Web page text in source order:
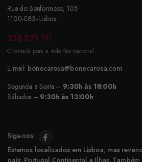
Rua do Benformoso, 105
1100-083- Lisboa
218 871 111
Chamada para a rede fixa nacional
E-mail: bonecarosa@bonecarosa.com
Segunda a Sexta – 9:30h às 18:00h
Sábados – 9:30h às 13:00h
Siga-nos:
Estamos localizados em Lisboa, mas
país: Portugal Continental e Ilhas.